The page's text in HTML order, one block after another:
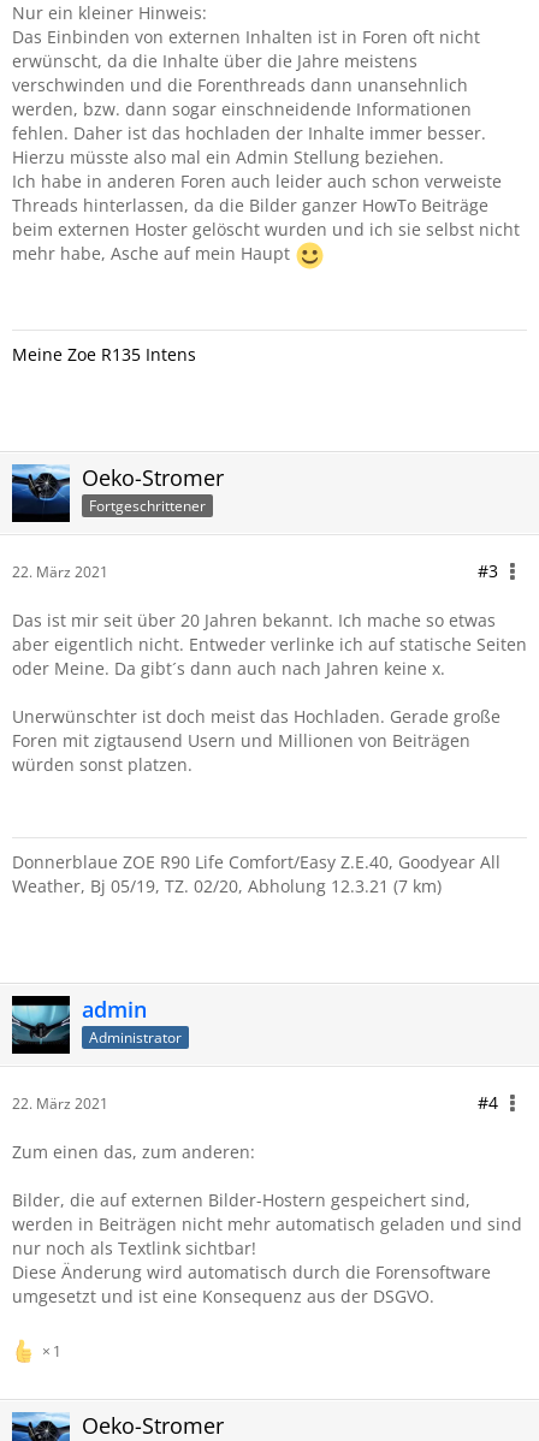
Nur ein kleiner Hinweis:
Das Einbinden von externen Inhalten ist in Foren oft nicht
erwünscht, da die Inhalte über die Jahre meistens
verschwinden und die Forenthreads dann unansehnlich
werden, bzw. dann sogar einschneidende Informationen
fehlen. Daher ist das hochladen der Inhalte immer besser.
Hierzu müsste also mal ein Admin Stellung beziehen.
Ich habe in anderen Foren auch leider auch schon verweiste
Threads hinterlassen, da die Bilder ganzer HowTo Beiträge
beim externen Hoster gelöscht wurden und ich sie selbst nicht
mehr habe, Asche auf mein Haupt
Meine Zoe R135 Intens
Oeko-Stromer
Fortgeschrittener
22. März 2021 #3
Das ist mir seit über 20 Jahren bekannt. Ich mache so etwas
aber eigentlich nicht. Entweder verlinke ich auf statische Seiten
oder Meine. Da gibt´s dann auch nach Jahren keine x.
Unerwünschter ist doch meist das Hochladen. Gerade große
Foren mit zigtausend Usern und Millionen von Beiträgen
würden sonst platzen.
Donnerblaue ZOE R90 Life Comfort/Easy Z.E.40, Goodyear All
Weather, Bj 05/19, TZ. 02/20, Abholung 12.3.21 (7 km)
admin
Administrator
22. März 2021 #4
Zum einen das, zum anderen:
Bilder, die auf externen Bilder-Hostern gespeichert sind,
werden in Beiträgen nicht mehr automatisch geladen und sind
nur noch als Textlink sichtbar!
Diese Änderung wird automatisch durch die Forensoftware
umgesetzt und ist eine Konsequenz aus der DSGVO.
1
Oeko-Stromer